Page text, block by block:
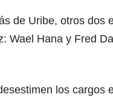
de Uribe, otros dos
Wael Hana y Fred
los cargos